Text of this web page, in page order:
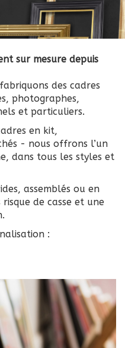
sur mesure depuis
des cadres
photographes,
et particuliers.
en kit,
- nous offrons l’un
dans tous les styles et
assemblés ou en
de casse et une
: